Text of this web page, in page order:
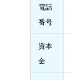
電話
番号
資本
金